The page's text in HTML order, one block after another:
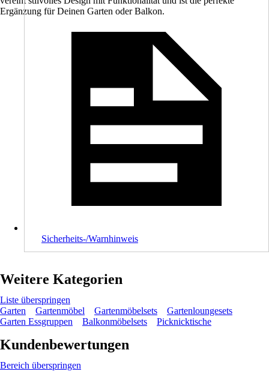
Ergänzung für Deinen Garten oder Balkon.
Sicherheits-/Warnhinweis
Weitere Kategorien
Liste überspringen
Garten
Gartenmöbel Gartenmöbelsets
Gartenloungesets
Garten Essgruppen
Balkonmöbelsets Picknicktische
Kundenbewertungen
Bereich überspringen